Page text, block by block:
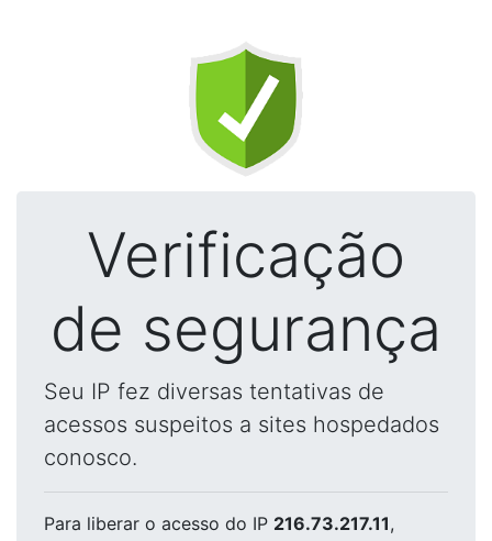
Verificação
de segurança
Seu IP fez diversas tentativas de
acessos suspeitos a sites hospedados
conosco.
Para liberar o acesso do IP 216.73.217.11,